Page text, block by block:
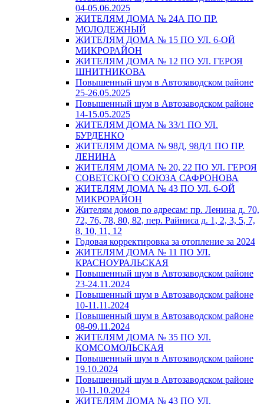
04-05.06.2025
ЖИТЕЛЯМ ДОМА № 24А ПО ПР.
МОЛОДЕЖНЫЙ
ЖИТЕЛЯМ ДОМА № 15 ПО УЛ. 6-ОЙ
МИКРОРАЙОН
ЖИТЕЛЯМ ДОМА № 12 ПО УЛ. ГЕРОЯ
ШНИТНИКОВА
Повышенный шум в Автозаводском районе
25-26.05.2025
Повышенный шум в Автозаводском районе
14-15.05.2025
ЖИТЕЛЯМ ДОМА № 33/1 ПО УЛ.
БУРДЕНКО
ЖИТЕЛЯМ ДОМА № 98Д, 98Д/1 ПО ПР.
ЛЕНИНА
ЖИТЕЛЯМ ДОМА № 20, 22 ПО УЛ. ГЕРОЯ
СОВЕТСКОГО СОЮЗА САФРОНОВА
ЖИТЕЛЯМ ДОМА № 43 ПО УЛ. 6-ОЙ
МИКРОРАЙОН
Жителям домов по адресам: пр. Ленина д. 70,
72, 76, 78, 80, 82, пер. Райниса д. 1, 2, 3, 5, 7,
8, 10, 11, 12
Годовая корректировка за отопление за 2024
ЖИТЕЛЯМ ДОМА № 11 ПО УЛ.
КРАСНОУРАЛЬСКАЯ
Повышенный шум в Автозаводском районе
23-24.11.2024
Повышенный шум в Автозаводском районе
10-11.11.2024
Повышенный шум в Автозаводском районе
08-09.11.2024
ЖИТЕЛЯМ ДОМА № 35 ПО УЛ.
КОМСОМОЛЬСКАЯ
Повышенный шум в Автозаводском районе
19.10.2024
Повышенный шум в Автозаводском районе
10-11.10.2024
ЖИТЕЛЯМ ДОМА № 43 ПО УЛ.